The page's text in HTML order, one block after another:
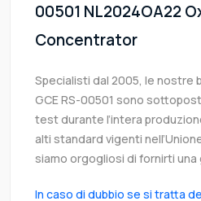
00501 NL2024OA22
Concentrator
Specialisti dal 2005, le nostre
GCE RS-00501 sono
test durante l’intera
alti standard vigenti
siamo orgogliosi di fornirti una
In caso di dubbio se si tratta